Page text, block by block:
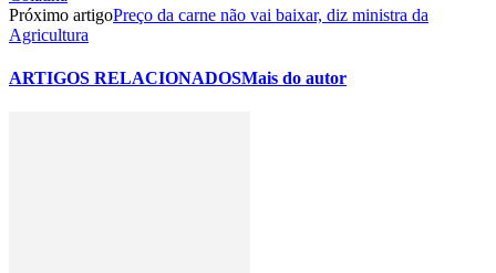
Próximo artigoPreço da carne não vai baixar, diz ministra da
Agricultura
ARTIGOS RELACIONADOSMais do autor